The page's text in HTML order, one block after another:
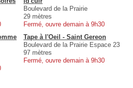
Boulevard de la Prairie
29 mètres
Fermé, ouvre demain à 9h30
Tape à l'Oeil - Saint Gereon
Boulevard de la Prairie Espace 23
97 mètres
Fermé, ouvre demain à 9h30